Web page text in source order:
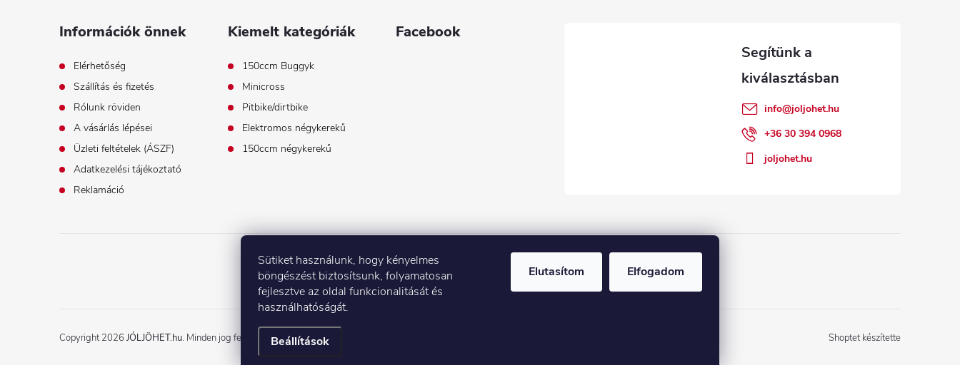
Sütiket használunk, hogy kényelmes
böngészést biztosítsunk, folyamatosan
fejlesztve az oldal funkcionalitását és
használhatóságát.
Beállítások
Elutasítom Elfogadom
Információk önnek
Elérhetőség
Szállítás és fizetés
Rólunk röviden
A vásárlás lépései
Üzleti feltételek (ÁSZF)
Adatkezelési tájékoztató
Reklamáció
Kiemelt kategóriák
150ccm Buggyk
Minicross
Pitbike/dirtbike
Elektromos négykerekű
150ccm négykerekű
Facebook
info@joljohet.hu
+36 30 394 0968
joljohet.hu
Árak és paraméterek összehasonlítása az Árukeresőn
Shoptet készítette
Copyright 2026 JÓLJÖHET.hu. Minden jog fenntartva.Süti beállítások szerkesztése